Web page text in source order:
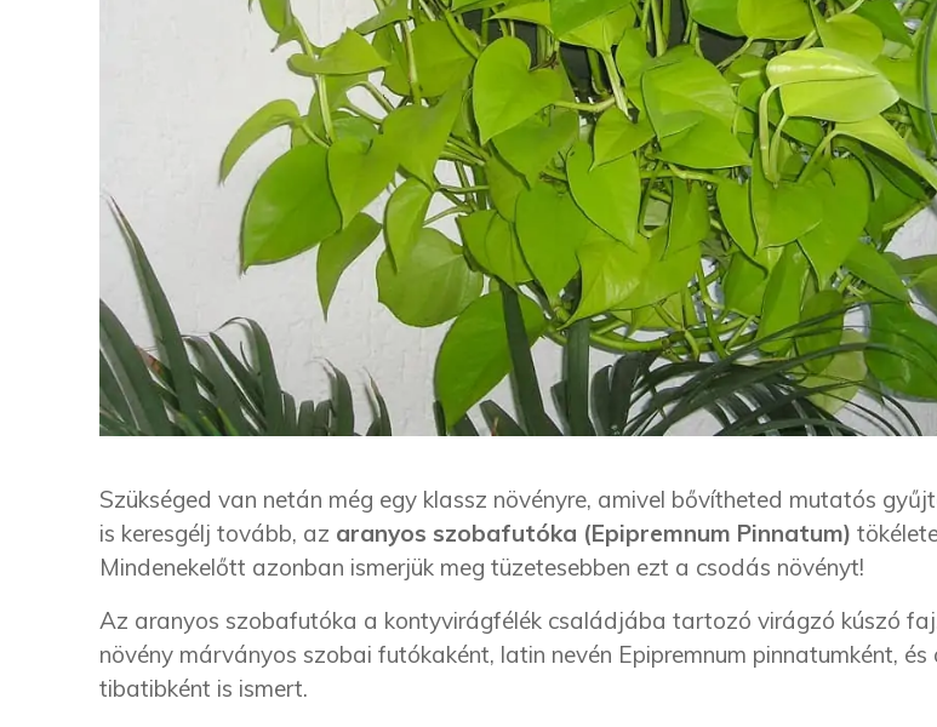
Szükséged van netán még egy klassz növényre, amivel bővítheted mutatós
is keresgélj tovább, az aranyos szobafutóka (Epipremnum Pinnatum)
Mindenekelőtt azonban ismerjük meg tüzetesebben ezt a csodás növényt!
Az aranyos szobafutóka a kontyvirágfélék családjába tartozó virágzó kúszó
növény márványos szobai futókaként, latin nevén Epipremnum pinnatumként,
tibatibként is ismert.